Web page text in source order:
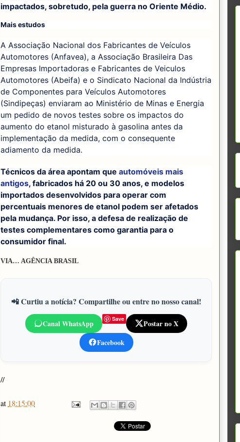
impactados, sobretudo, pela guerra no Oriente Médio.
Mais estudos
A Associação Nacional dos Fabricantes de Veículos
Automotores (Anfavea), a Associação Brasileira Das
Empresas Importadoras e Fabricantes de Veiculos
Automotores (Abeifa) e o Sindicato Nacional da Indústria
de Componentes para Veículos Automotores
(Sindipeças) enviaram ao Ministério de Minas e Energia
um pedido de novos testes sobre os impactos do
aumento do etanol misturado à gasolina antes da
implementação da medida, com o consequente
adiamento da medida.
Técnicos da área apontam que automóveis mais
antigos, fabricados há 20 ou 30 anos, e modelos
importados desenvolvidos para operar com
percentuais menores de etanol podem ser afetados
pela mudança. Por isso, a defesa de realização de
testes complementares como garantia para o
consumidor final.
VIA… AGÊNCIA BRASIL
📲 Curtiu a notícia? Compartilhe ou entre no nosso canal!
Canal WhatsApp Save
Postar no X
Facebook
//
at 18:15:00